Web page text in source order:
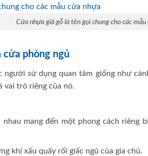
Cửa nhựa giả gỗ là tên gọi chung cho các
cửa phòng ngủ
người sử dụng quan tâm giống như
vai trò riêng của nó.
nhau mang đến một phong cách riêng
khí xấu quấy rối giấc ngủ của gia chủ.